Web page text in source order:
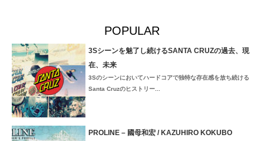
POPULAR
3Sシーンを魅了し続けるSANTA CRUZの過去、現
在、未来
3Sのシーンにおいてハードコアで独特な存在感を放ち続ける
Santa Cruzのヒストリー...
PROLINE – 國母和宏 / KAZUHIRO KOKUBO